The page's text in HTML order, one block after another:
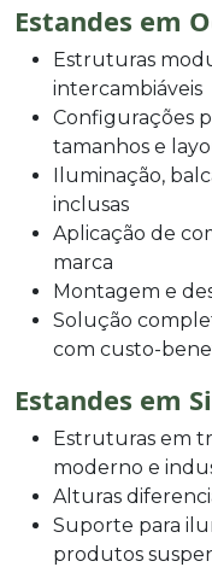
Estandes em
Estruturas
intercambiáveis
Configurações
tamanhos e
Iluminação,
inclusas
Aplicação de
marca
Montagem e
Solução
com custo-
Estandes em
Estruturas em
moderno e
Alturas
Suporte para
produtos